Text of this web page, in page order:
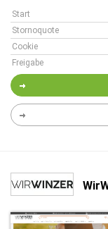
Start
Stornoquote
Cookie
Freigabe